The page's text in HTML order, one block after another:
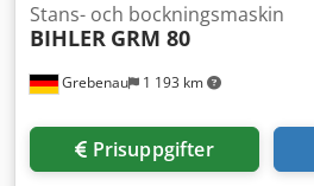
Grebenau 1 193 km
Stans- och bockningsmaskin
BIHLER GRM 80
Prisuppgifter